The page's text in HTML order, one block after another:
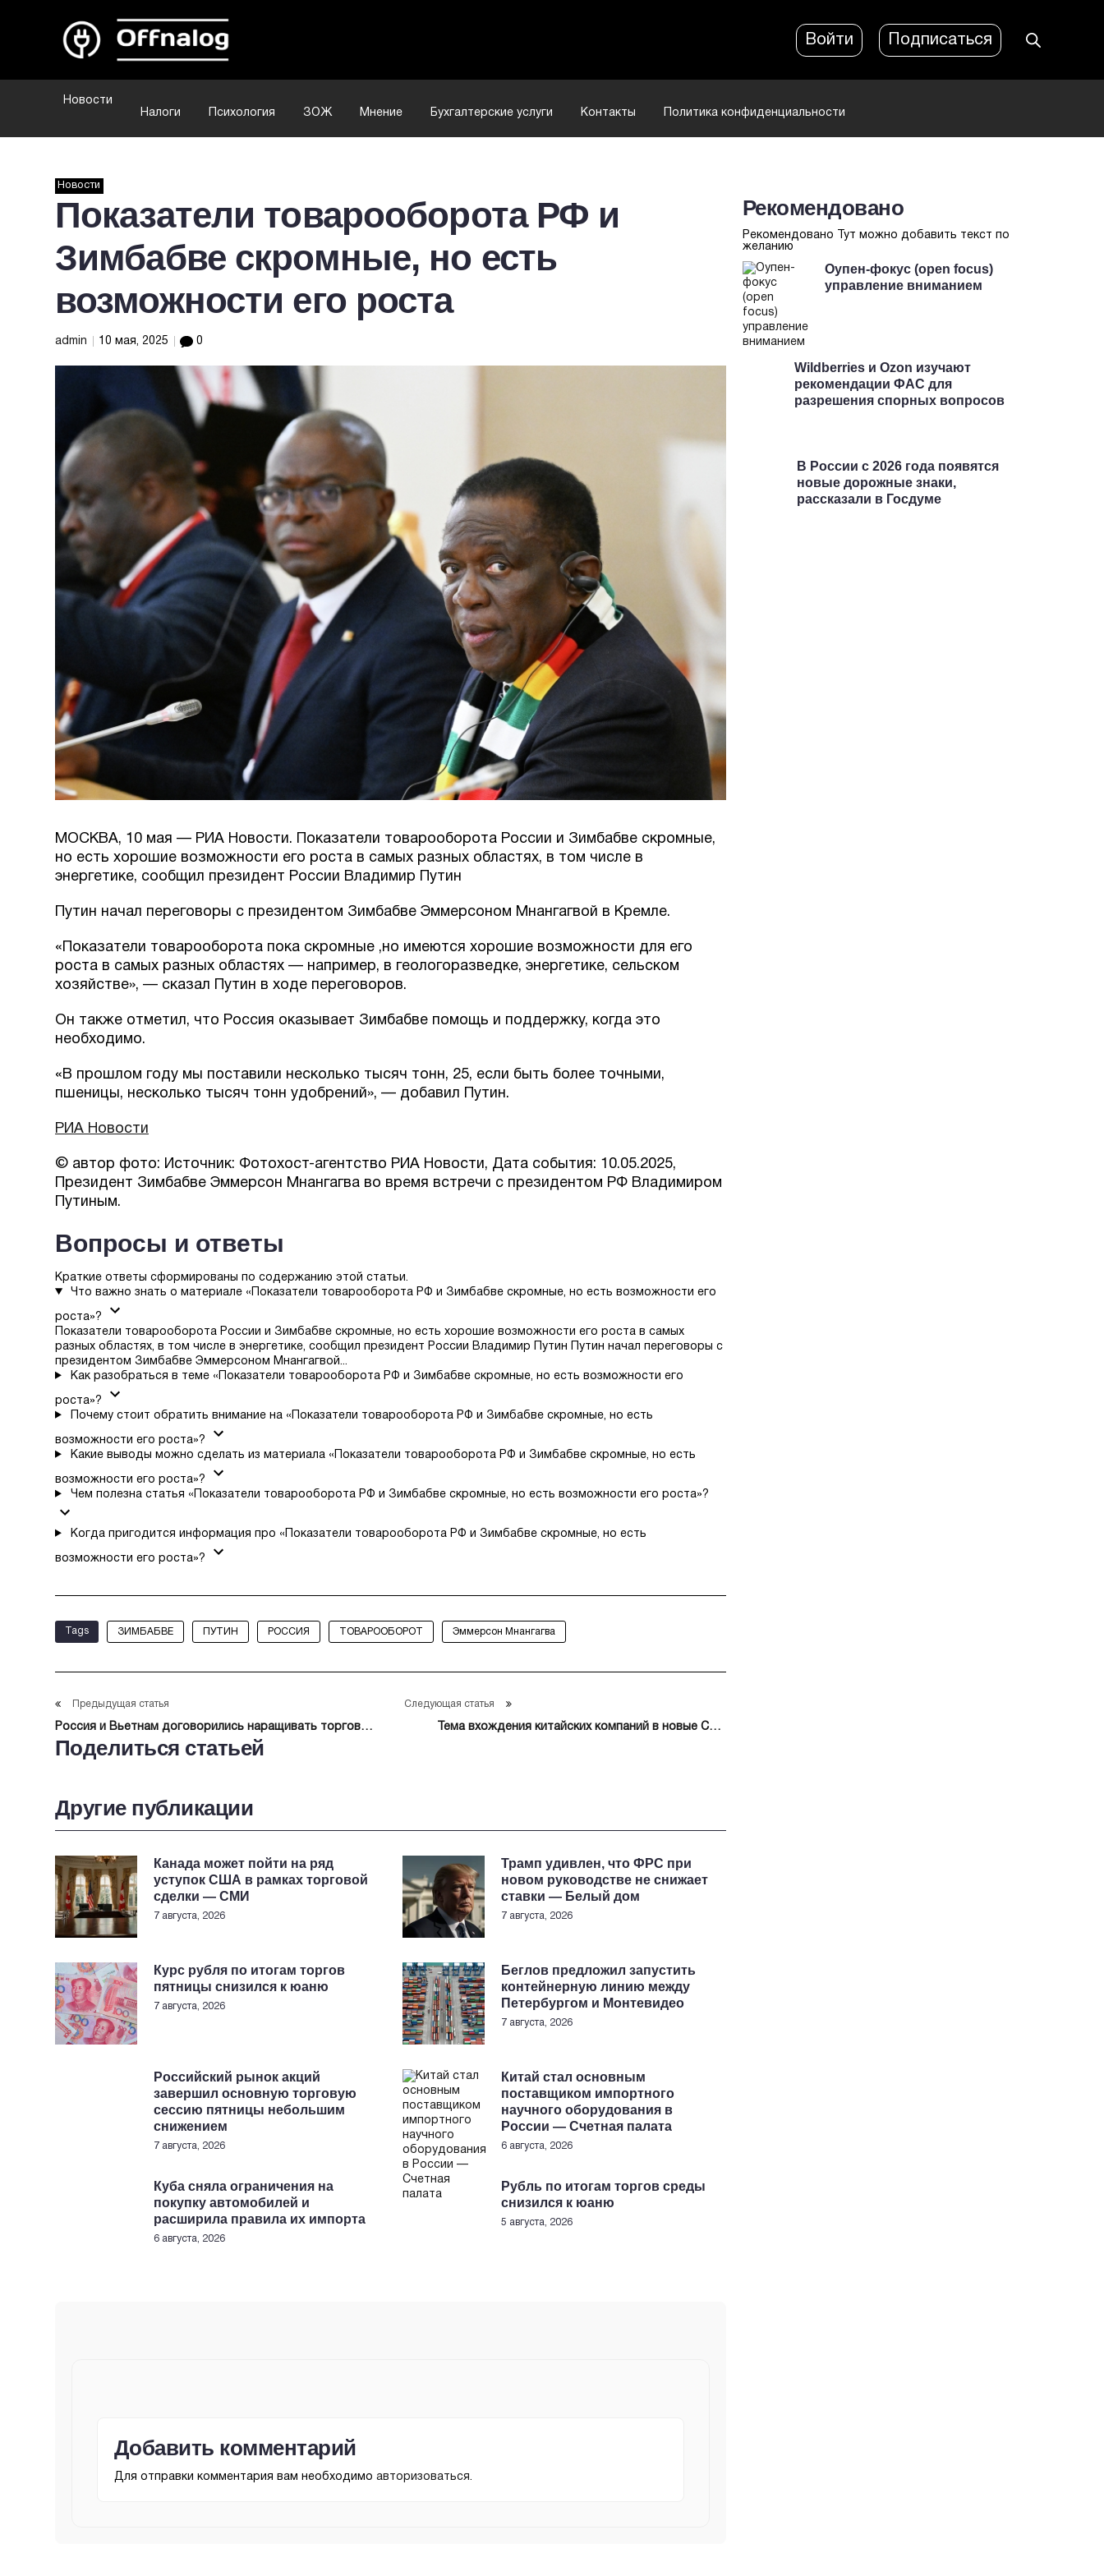
Войти Подписаться
Новости
Налоги
Психология ЗОЖ Мнение Бухгалтерские услуги Контакты Политика конфиденциальности
Новости
Показатели товарооборота РФ и
Зимбабве скромные, но есть
возможности его роста
admin 10 мая, 2025 0
МОСКВА, 10 мая — РИА Новости. Показатели товарооборота России и Зимбабве скромные,
но есть хорошие возможности его роста в самых разных областях, в том числе в
энергетике, сообщил президент России Владимир Путин
Путин начал переговоры с президентом Зимбабве Эммерсоном Мнангагвой в Кремле.
«Показатели товарооборота пока скромные ,но имеются хорошие возможности для его
роста в самых разных областях — например, в геологоразведке, энергетике, сельском
хозяйстве», — сказал Путин в ходе переговоров.
Он также отметил, что Россия оказывает Зимбабве помощь и поддержку, когда это
необходимо.
«В прошлом году мы поставили несколько тысяч тонн, 25, если быть более точными,
пшеницы, несколько тысяч тонн удобрений», — добавил Путин.
РИА Новости
© автор фото: Источник: Фотохост-агентство РИА Новости, Дата события: 10.05.2025,
Президент Зимбабве Эммерсон Мнангагва во время встречи с президентом РФ Владимиром
Путиным.
Вопросы и ответы
Краткие ответы сформированы по содержанию этой статьи.
Что важно знать о материале «Показатели товарооборота РФ и Зимбабве скромные, но есть возможности его
роста»?
Показатели товарооборота России и Зимбабве скромные, но есть хорошие возможности его роста в самых
разных областях, в том числе в энергетике, сообщил президент России Владимир Путин Путин начал переговоры с
президентом Зимбабве Эммерсоном Мнангагвой...
Как разобраться в теме «Показатели товарооборота РФ и Зимбабве скромные, но есть возможности его
роста»?
Почему стоит обратить внимание на «Показатели товарооборота РФ и Зимбабве скромные, но есть
возможности его роста»?
Какие выводы можно сделать из материала «Показатели товарооборота РФ и Зимбабве скромные, но есть
возможности его роста»?
Чем полезна статья «Показатели товарооборота РФ и Зимбабве скромные, но есть возможности его роста»?
Когда пригодится информация про «Показатели товарооборота РФ и Зимбабве скромные, но есть
возможности его роста»?
Tags ЗИМБАБВЕ ПУТИН РОССИЯ ТОВАРООБОРОТ Эммерсон Мнангагва
Предыдущая статья
Россия и Вьетнам договорились наращивать торгово-
экономическую кооперацию
Следующая статья
Тема вхождения китайских компаний в новые СПГ-
Поделиться статьей
Другие публикации
Канада может пойти на ряд
уступок США в рамках торговой
сделки — СМИ
7 августа, 2026
Трамп удивлен, что ФРС при
новом руководстве не снижает
ставки — Белый дом
7 августа, 2026
Курс рубля по итогам торгов
пятницы снизился к юаню
7 августа, 2026
Беглов предложил запустить
контейнерную линию между
Петербургом и Монтевидео
7 августа, 2026
Российский рынок акций
завершил основную торговую
сессию пятницы небольшим
снижением
7 августа, 2026
Китай стал основным
поставщиком импортного
научного оборудования в
России — Счетная палата
6 августа, 2026
Куба сняла ограничения на
покупку автомобилей и
расширила правила их импорта
6 августа, 2026
Рубль по итогам торгов среды
снизился к юаню
5 августа, 2026
Добавить комментарий
Для отправки комментария вам необходимо авторизоваться.
Рекомендовано
Рекомендовано Тут можно добавить текст по
желанию
Оупен-фокус (open focus)
управление вниманием
Wildberries и Ozon изучают
рекомендации ФАС для
разрешения спорных вопросов
В России с 2026 года появятся
новые дорожные знаки,
рассказали в Госдуме